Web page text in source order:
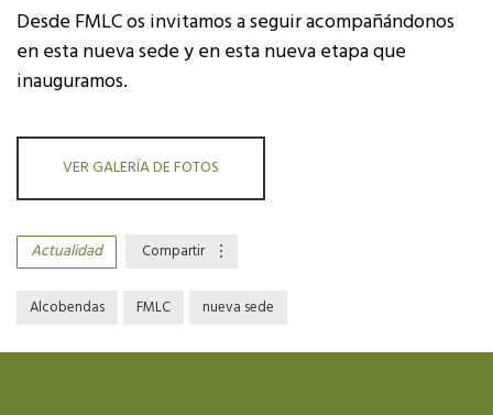
Desde FMLC os invitamos a seguir acompañándonos
en esta nueva sede y en esta nueva etapa que
inauguramos.
VER GALERÍA DE FOTOS
Actualidad Compartir
Alcobendas FMLC nueva sede